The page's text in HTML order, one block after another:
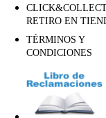
RETIRO EN
TÉRMINOS Y
CONDICIONES